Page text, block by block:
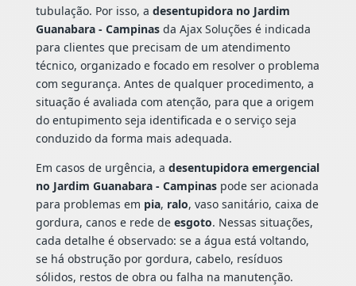
tubulação. Por isso, a desentupidora no Jardim
Guanabara - Campinasda Ajax Soluções é indicada
para clientes que precisam de um atendimento
técnico, organizado e focado em resolver o problema
com segurança. Antes de qualquer procedimento, a
situação é avaliada com atenção, para que a origem
do entupimento seja identificada e o serviço seja
conduzido da forma mais adequada.
Em casos de urgência, a desentupidora emergencial
no Jardim Guanabara - Campinaspode ser acionada
para problemas em pia, ralo, vaso sanitário, caixa de
gordura, canos e rede de esgoto. Nessas situações,
cada detalhe é observado: se a água está voltando,
se há obstrução por gordura, cabelo, resíduos
sólidos, restos de obra ou falha na manutenção.